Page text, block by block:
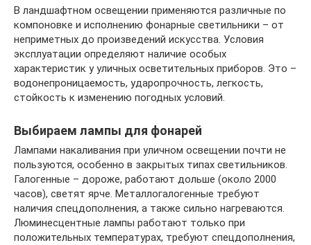
В ландшафтном освещении применяются различные по
компоновке и исполнению фонарные светильники – от
неприметных до произведений искусства. Условия
эксплуатации определяют наличие особых
характеристик у уличных осветительных приборов. Это –
водонепроницаемость, ударопрочность, легкость,
стойкость к изменению погодных условий.
Выбираем лампы для фонарей
Лампами накаливания при уличном освещении почти не
пользуются, особенно в закрытых типах светильников.
Галогенные – дороже, работают дольше (около 2000
часов), светят ярче. Металлогалогенные требуют
наличия спецдополнения, а также сильно нагреваются.
Люминесцентные лампы работают только при
положительных температурах, требуют спецдополнения,